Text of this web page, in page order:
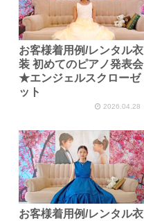
お客様着用例/レンタル衣
装 初めてのピアノ発表会
★エンジェルスクローゼ
ット
2026.04.28
お客様着用例/レンタル衣